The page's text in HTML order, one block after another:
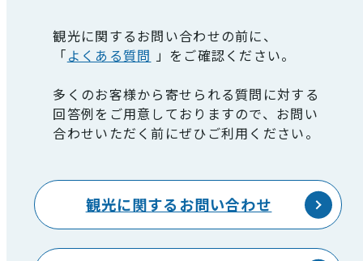
観光に関するお問い合わせの前に、
「よくある質問 」をご確認ください。
多くのお客様から寄せられる質問に対する
回答例をご用意しておりますので、お問い
合わせいただく前にぜひご利用ください。
観光に関するお問い合わせ